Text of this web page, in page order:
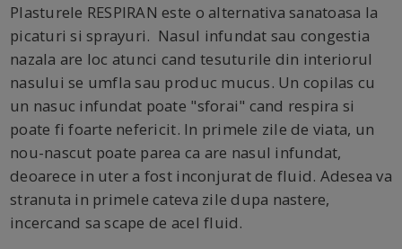
Plasturele RESPIRAN este o alternativa sanatoasa la
picaturi si sprayuri. Nasul infundat sau congestia
nazala are loc atunci cand tesuturile din interiorul
nasului se umfla sau produc mucus. Un copilas cu
un nasuc infundat poate "sforai" cand respira si
poate fi foarte nefericit. In primele zile de viata, un
nou-nascut poate parea ca are nasul infundat,
deoarece in uter a fost inconjurat de fluid. Adesea va
stranuta in primele cateva zile dupa nastere,
incercand sa scape de acel fluid.